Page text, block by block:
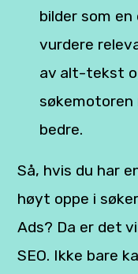
bilder som
vurdere
av alt-tekst
bedre.
Så, hvis du har
høyt oppe i
Ads? Da er det
SEO. Ikke bare